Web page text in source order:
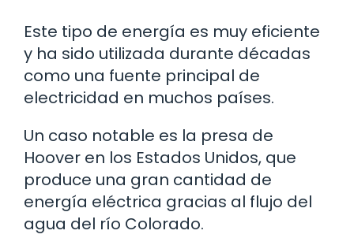
Este tipo de energía es muy eficiente
y ha sido utilizada durante décadas
como una fuente principal de
electricidad en muchos países.
Un caso notable es la presa de
Hoover en los Estados Unidos, que
produce una gran cantidad de
energía eléctrica gracias al flujo del
agua del río Colorado.